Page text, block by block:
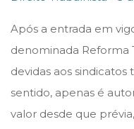
Após a entrada em
denominada Reforma
devidas aos
sentido, apenas é
valor desde que